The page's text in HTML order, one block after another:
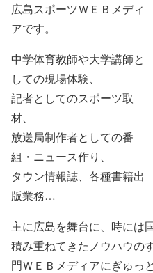
広島スポーツＷＥＢメディ
アです。
中学体育教師や大学講師と
しての現場体験、
記者としてのスポーツ取
材、
放送局制作者としての番
組・ニュース作り、
タウン情報誌、各種書籍出
版業務…
主に広島を舞台に、時には
積み重ねてきたノウハウの
門ＷＥＢメディアにぎゅっ